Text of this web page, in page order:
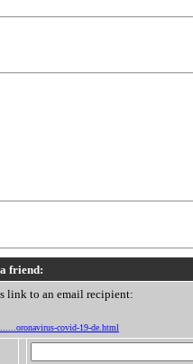
friend:
link to an email recipient:
covid-19-de.html